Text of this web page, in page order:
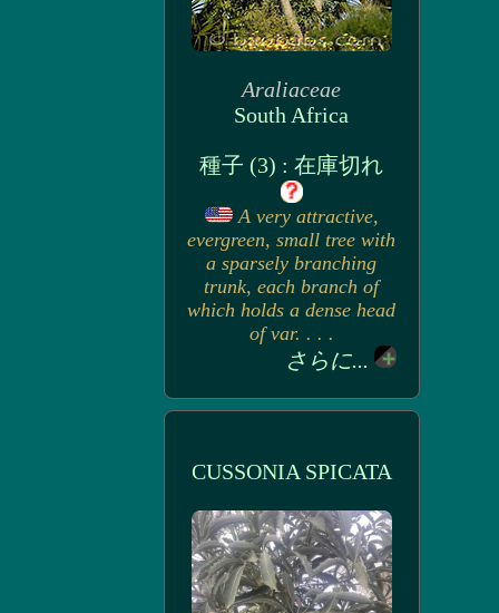
Araliaceae
South Africa
種子 (3) : 在庫切れ
A very attractive,
evergreen, small tree with
a sparsely branching
trunk, each branch of
which holds a dense head
of var. . . .
さらに...
CUSSONIA SPICATA